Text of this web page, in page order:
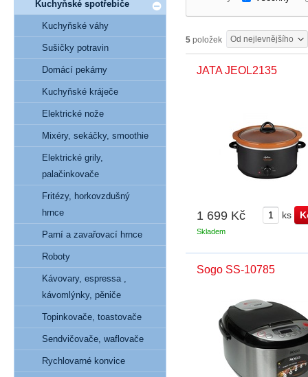
5 položek Od nejlevnějšího
JATA JEOL2135
1 699 Kč ks
Skladem
Sogo SS-10785
Kuchyňské spotřebiče
Kuchyňské váhy
Sušičky potravin
Domácí pekárny
Kuchyňské kráječe
Elektrické nože
Mixéry, sekáčky, smoothie
Elektrické grily,
palačinkovače
Fritézy, horkovzdušný
hrnce
Parní a zavařovací hrnce
Roboty
Kávovary, espressa ,
kávomlýnky, pěniče
Topinkovače, toastovače
Sendvičovače, waflovače
Rychlovarné konvice